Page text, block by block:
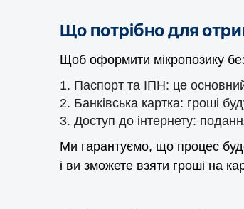
Що потрібно для
Щоб оформити мікропозику
Паспорт та ІПН: це
Банківська картка: гроші
Доступ до інтернету:
Ми гарантуємо, що процес
і ви зможете взяти гроші на